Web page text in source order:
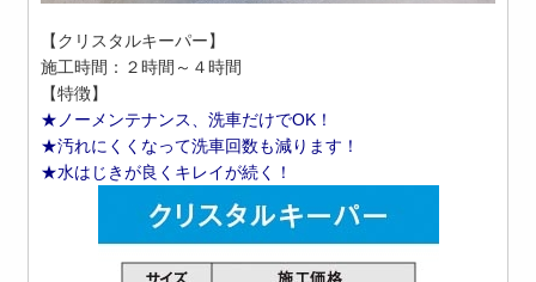
【クリスタルキーパー】
施工時間：２時間～４時間
【特徴】
★ノーメンテナンス、洗車だけでOK！
★汚れにくくなって洗車回数も減ります！
★水はじきが良くキレイが続く！